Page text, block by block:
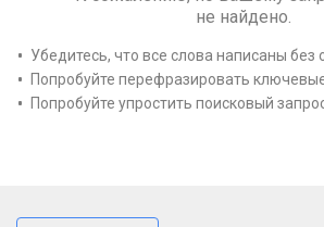
не найдено.
Убедитесь, что все слова написаны без
Попробуйте перефразировать
Попробуйте упростить поисковый